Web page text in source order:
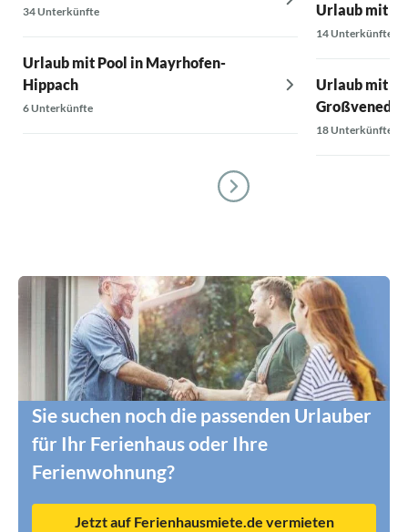
34 Unterkünfte
Urlaub mit Pool in Mayrhofen-
Hippach
6 Unterkünfte
Urlaub mit
14 Unterkünfte
Urlaub mit
18 Unterkünfte
Sie suchen noch die passenden Urlauber
für Ihr Ferienhaus oder Ihre
Ferienwohnung?
Jetzt auf Ferienhausmiete.de vermieten